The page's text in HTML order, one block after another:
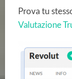
Prova tu
Valutazione